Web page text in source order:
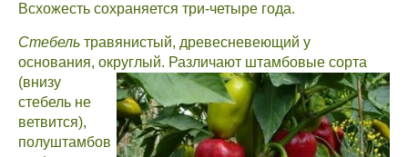
Всхожесть сохраняется три-четыре года.
Стебель травянистый, древесневеющий у
основания, округлый. Различают штамбовые сорта
(внизу
стебель не
ветвится),
полуштамбов